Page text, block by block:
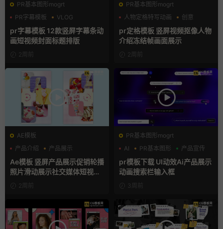
PR基本图形mogrt
PR字幕模板
VLOG
人物介绍
pr字幕模板 12款竖屏字幕条动
画短视频封面标题排版
2周前
PR基本图形mogrt
人物定格特写动画
创意
动态海报
pr定格模板 竖屏视频抠像人物
介绍冻结帧画面展示
2周前
AE模板
产品介绍
产品展示
卡通模板
Ae模板 竖屏产品展示促销轮播
照片滑动展示社交媒体短视频
片头2周前
PR基本图形mogrt
AI
PR基本图形 产品宣传
pr模板下载 UI动效Ai产品展示
动画搜索栏输入框
3周前